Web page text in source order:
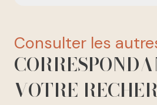
consulter les
VOTRE